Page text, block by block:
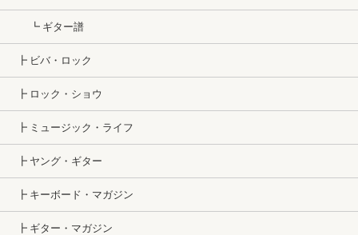
┗ ギター譜
┣ ビバ・ロック
┣ ロック・ショウ
┣ ミュージック・ライフ
┣ ヤング・ギター
┣ キーボード・マガジン
┣ ギター・マガジン